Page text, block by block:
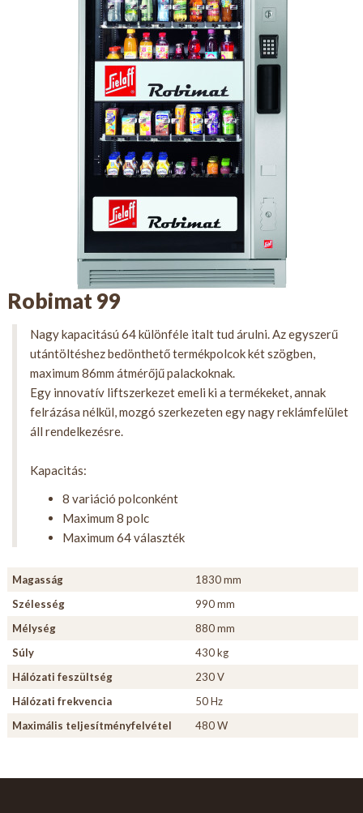
Robimat 99
Nagy kapacitású 64 különféle italt tud árulni. Az egyszerű
utántöltéshez bedönthető termékpolcok két szögben,
maximum 86mm átmérőjű palackoknak.
Egy innovatív liftszerkezet emeli ki a termékeket, annak
felrázása nélkül, mozgó szerkezeten egy nagy reklámfelület
áll rendelkezésre.
Kapacitás:
8 variáció polconként
Maximum 8 polc
Maximum 64 választék
Magasság
1830 mm
Szélesség
990 mm
Mélység
880 mm
Súly
430 kg
Hálózati feszültség
230 V
Hálózati frekvencia
50 Hz
Maximális teljesítményfelvétel
480 W